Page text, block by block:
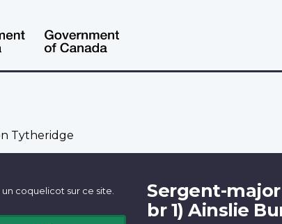
Tytheridge
coquelicot sur ce site.
Sergent-
br 1) Ainslie